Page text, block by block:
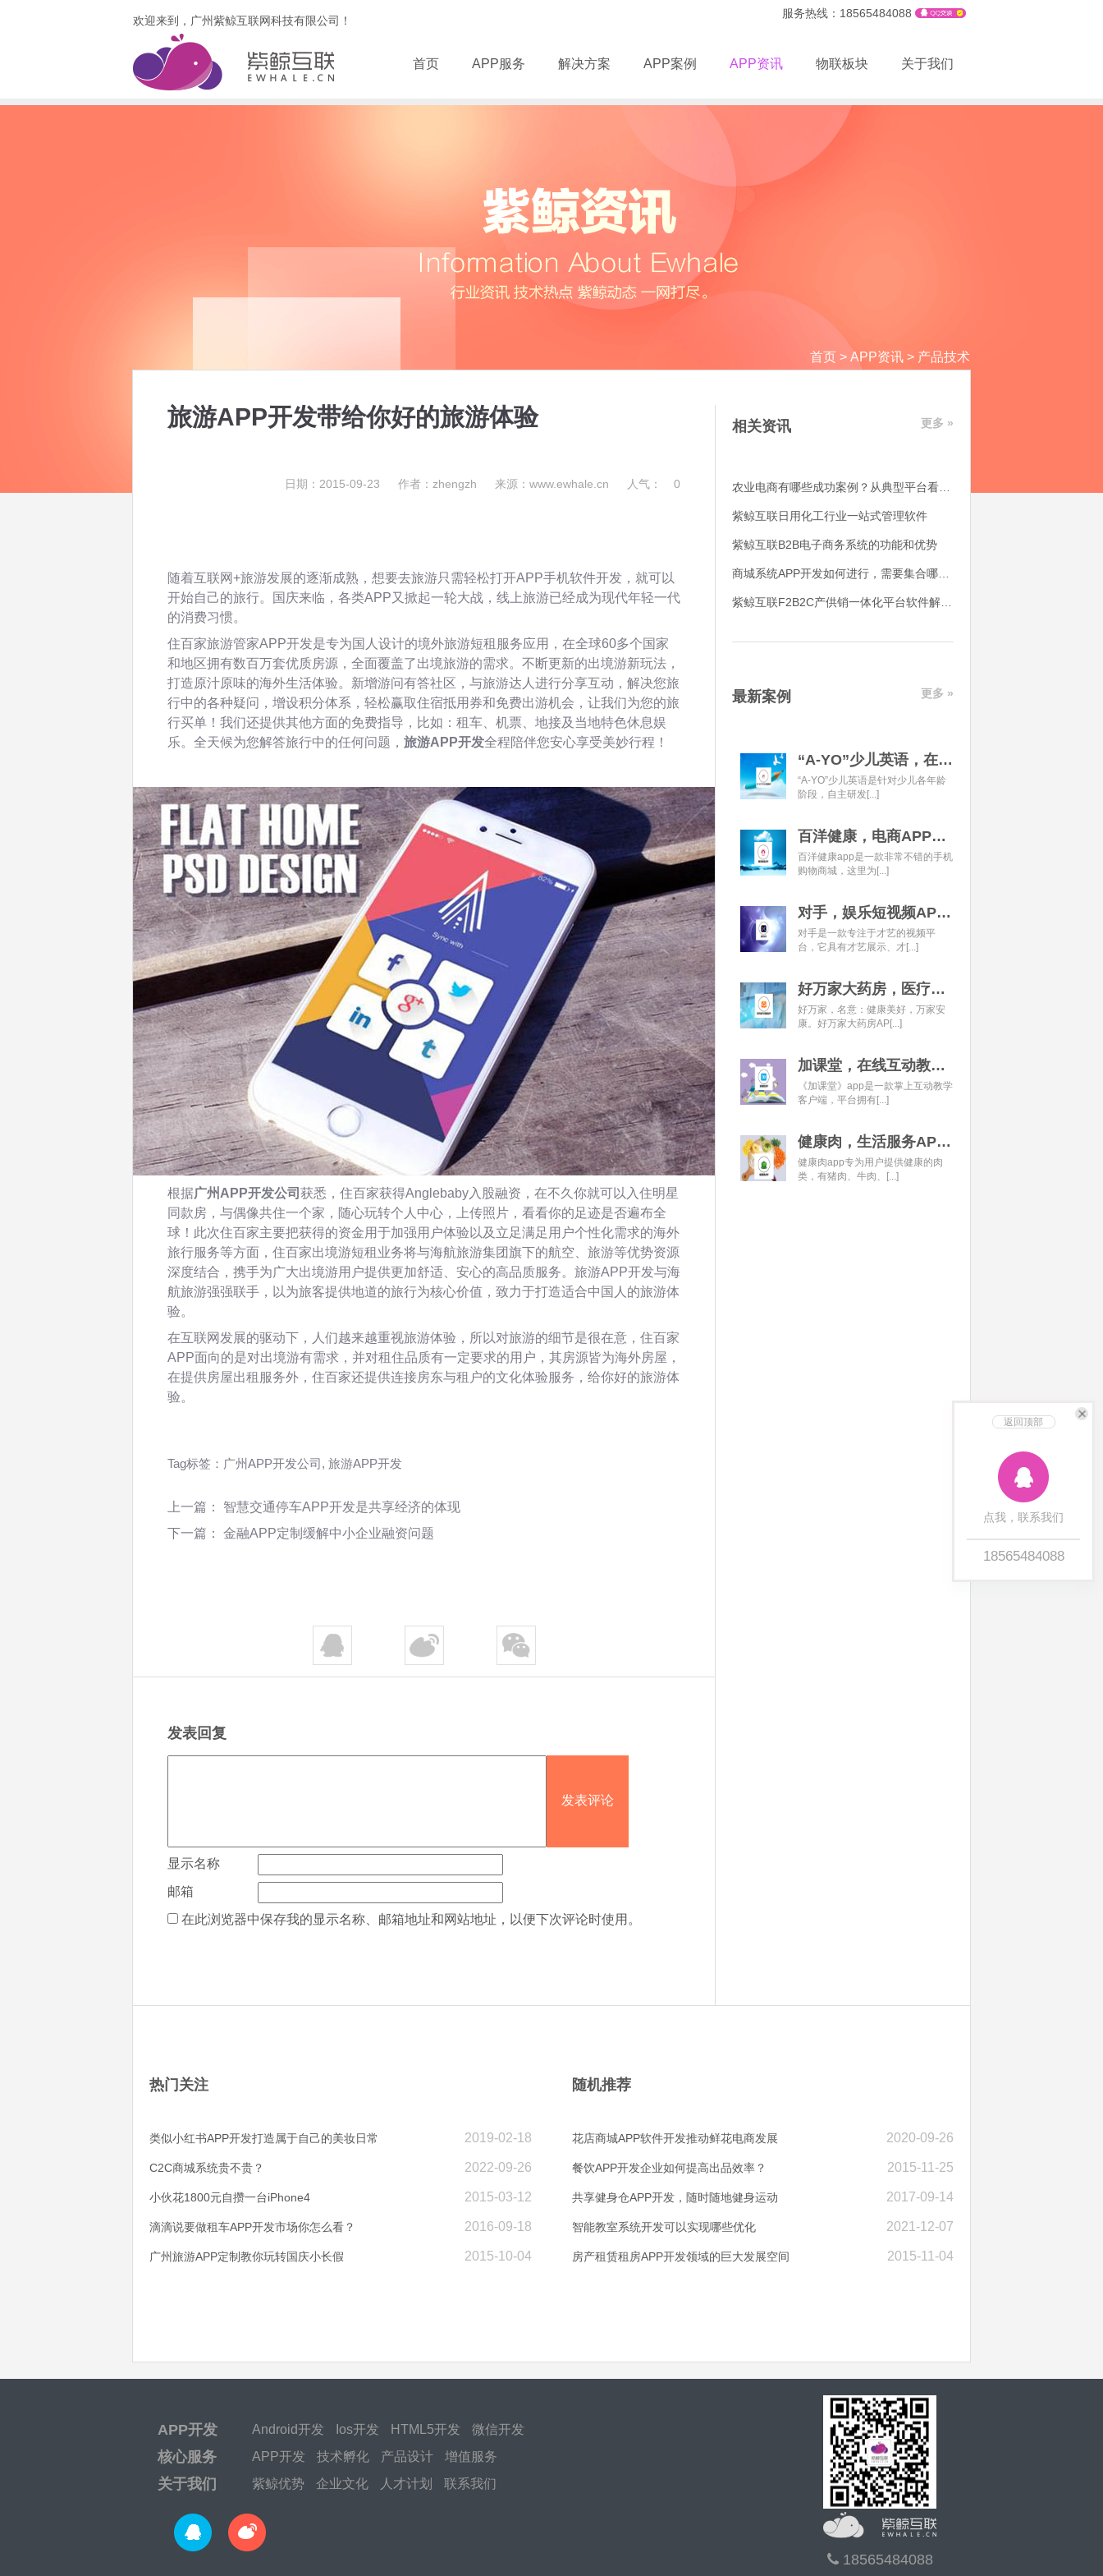
欢迎来到，广州紫鲸互联网科技有限公司！
服务热线：18565484088
首页 APP服务 解决方案 APP案例 APP资讯 物联板块 关于我们
返回顶部
点我，联系我们
18565484088
首页 > APP资讯 > 产品技术
旅游APP开发带给你好的旅游体验
日期：2015-09-23 作者：zhengzh 来源：www.ewhale.cn 人气： 0
随着互联网+旅游发展的逐渐成熟，想要去旅游只需轻松打开APP手机软件开发，就可以
开始自己的旅行。国庆来临，各类APP又掀起一轮大战，线上旅游已经成为现代年轻一代
的消费习惯。
住百家旅游管家APP开发是专为国人设计的境外旅游短租服务应用，在全球60多个国家
和地区拥有数百万套优质房源，全面覆盖了出境旅游的需求。不断更新的出境游新玩法，
打造原汁原味的海外生活体验。新增游问有答社区，与旅游达人进行分享互动，解决您旅
行中的各种疑问，增设积分体系，轻松赢取住宿抵用券和免费出游机会，让我们为您的旅
行买单！我们还提供其他方面的免费指导，比如：租车、机票、地接及当地特色休息娱
乐。全天候为您解答旅行中的任何问题， 旅游APP开发全程陪伴您安心享受美妙行程！
根据广州APP开发公司 获悉，住百家获得Anglebaby入股融资，在不久你就可以入住明星
同款房，与偶像共住一个家，随心玩转个人中心，上传照片，看看你的足迹是否遍布全
球！此次住百家主要把获得的资金用于加强用户体验以及立足满足用户个性化需求的海外
旅行服务等方面，住百家出境游短租业务将与海航旅游集团旗下的航空、旅游等优势资源
深度结合，携手为广大出境游用户提供更加舒适、安心的高品质服务。旅游APP开发与海
航旅游强强联手，以为旅客提供地道的旅行为核心价值，致力于打造适合中国人的旅游体
验。
在互联网发展的驱动下，人们越来越重视旅游体验，所以对旅游的细节是很在意，住百家
APP面向的是对出境游有需求，并对租住品质有一定要求的用户，其房源皆为海外房屋，
在提供房屋出租服务外，住百家还提供连接房东与租户的文化体验服务，给你好的旅游体
验。
Tag标签： 广州APP开发公司 , 旅游APP开发
上一篇： 智慧交通停车APP开发是共享经济的体现
下一篇： 金融APP定制缓解中小企业融资问题
发表回复
显示名称
邮箱
在此浏览器中保存我的显示名称、邮箱地址和网站地址，以便下次评论时使用。
相关资讯 更多 »
紫鲸互联日用化工行业一站式管理软件
紫鲸互联B2B电子商务系统的功能和优势
最新案例 更多 »
“A-YO”少儿英语，在线语言学习平台开发经典案例
“A-YO”少儿英语是针对少儿各年龄
阶段，自主研发[...]
百洋健康，电商APP开发经典案例
百洋健康app是一款非常不错的手机
购物商城，这里为[...]
对手，娱乐短视频APP开发经典案例
对手是一款专注于才艺的视频平
台，它具有才艺展示、才[...]
好万家大药房，医疗健康APP开发经典案例
好万家，名意：健康美好，万家安
康。好万家大药房AP[...]
加课堂，在线互动教育APP经典案例
《加课堂》app是一款掌上互动教学
客户端，平台拥有[...]
健康肉，生活服务APP开发经典案例
健康肉app专为用户提供健康的肉
类，有猪肉、牛肉、[...]
热门关注
2019-02-18
类似小红书APP开发打造属于自己的美妆日常
2022-09-26
C2C商城系统贵不贵？
2015-03-12
小伙花1800元自攒一台iPhone4
2016-09-18
滴滴说要做租车APP开发市场你怎么看？
2015-10-04
广州旅游APP定制教你玩转国庆小长假
随机推荐
2020-09-26
花店商城APP软件开发推动鲜花电商发展
2015-11-25
餐饮APP开发企业如何提高出品效率？
2017-09-14
共享健身仓APP开发，随时随地健身运动
2021-12-07
智能教室系统开发可以实现哪些优化
2015-11-04
房产租赁租房APP开发领域的巨大发展空间
APP开发 Android开发 Ios开发 HTML5开发 微信开发
核心服务 APP开发 技术孵化 产品设计 增值服务
关于我们 紫鲸优势 企业文化 人才计划 联系我们
18565484088